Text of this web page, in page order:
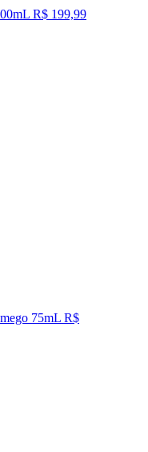
R$ 199,99
75mL R$